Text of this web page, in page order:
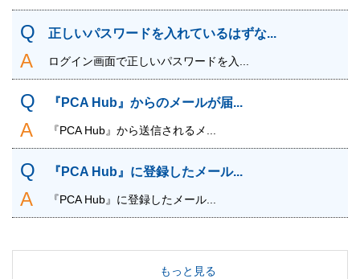
正しいパスワードを入れているはずな...
ログイン画面で正しいパスワードを入...
『PCA Hub』からのメールが届...
『PCA Hub』から送信されるメ...
『PCA Hub』に登録したメール...
『PCA Hub』に登録したメール...
もっと見る